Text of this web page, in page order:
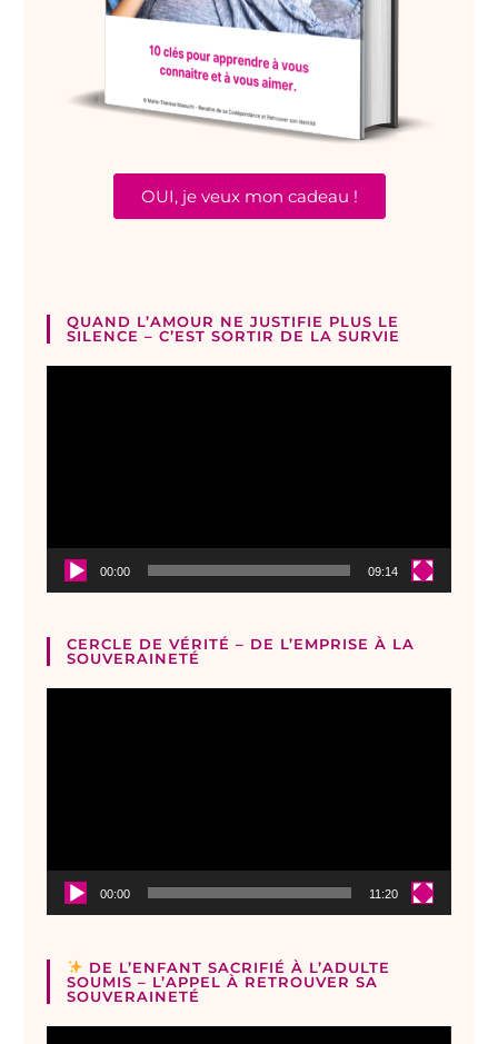
OUI, je veux mon cadeau !
QUAND L’AMOUR NE JUSTIFIE PLUS LE
SILENCE – C’EST SORTIR DE LA SURVIE
00:00 09:14
CERCLE DE VÉRITÉ – DE L’EMPRISE À LA
SOUVERAINETÉ
00:00 11:20
DE L’ENFANT SACRIFIÉ À L’ADULTE
SOUMIS – L’APPEL À RETROUVER SA
SOUVERAINETÉ